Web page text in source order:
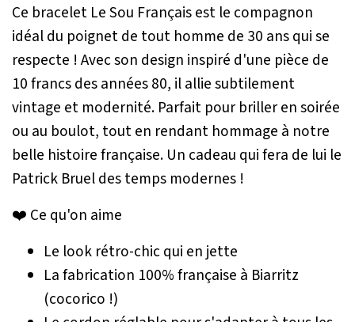
Ce bracelet Le Sou Français est le compagnon
idéal du poignet de tout homme de 30 ans qui se
respecte ! Avec son design inspiré d'une pièce de
10 francs des années 80, il allie subtilement
vintage et modernité. Parfait pour briller en soirée
ou au boulot, tout en rendant hommage à notre
belle histoire française. Un cadeau qui fera de lui le
Patrick Bruel des temps modernes !
❤️ Ce qu'on aime
Le look rétro-chic qui en jette
La fabrication 100% française à Biarritz
(cocorico !)